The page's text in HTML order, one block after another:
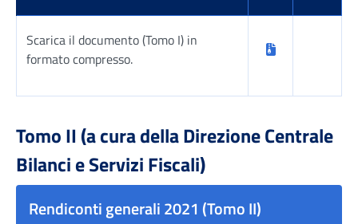
Scarica il documento (Tomo I) in
formato compresso.
Tomo II (a cura della Direzione Centrale
Bilanci e Servizi Fiscali)
Rendiconti generali 2021 (Tomo II)